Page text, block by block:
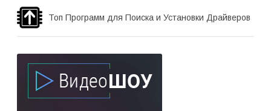
Топ Программ для Поиска и Установки Драйверов